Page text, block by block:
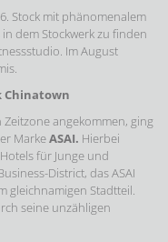
Stock mit phänomenalem
dem Stockwerk zu finden
Im August
Chinatown
angekommen, ging
MarkeASAI. Hierbei
für Junge und
District, das ASAI
gleichnamigen Stadtteil.
seine unzähligen